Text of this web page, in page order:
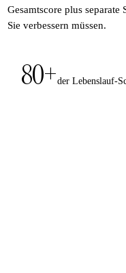
Gesamtscore plus
Sie verbessern müssen.
80+der Lebenslauf-